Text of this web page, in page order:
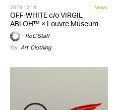
2019.12.19 News
OFF-WHITE c/o VIRGIL
ABLOH™ × Louvre Museum
RoC Staff
for Art,Clothing